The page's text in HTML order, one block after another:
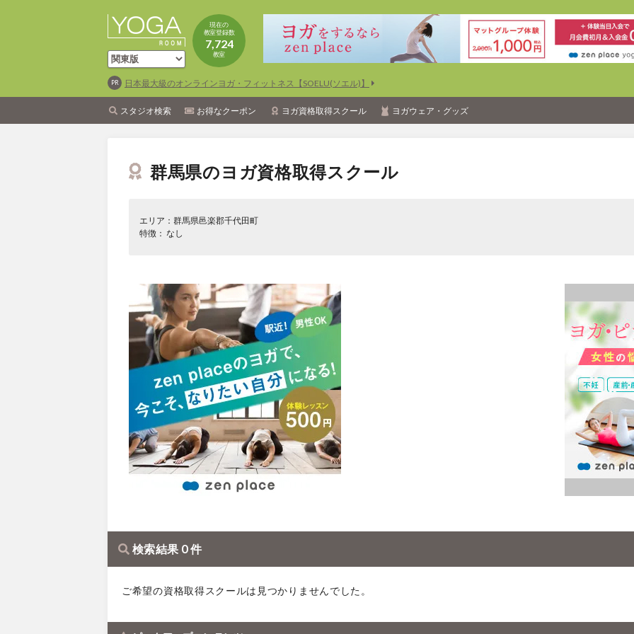
現在の
教室登録数
7,724
教室
日本最大級のオンラインヨガ・フィットネス【SOELU(ソエル)】
スタジオ検索 お得なクーポン ヨガ資格取得スクール ヨガウェア・グッズ
群馬県のヨガ資格取得スクール
エリア：群馬県邑楽郡千代田町
特徴： なし
検索結果 0 件
ご希望の資格取得スクールは見つかりませんでした。